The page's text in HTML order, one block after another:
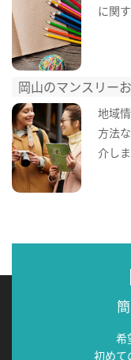
に関
岡山のマンスリー
地域
方法
介しま
希
初めて